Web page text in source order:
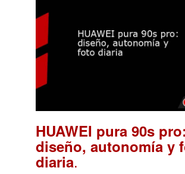
HUAWEI pura 90s pro:
diseño, autonomía y
diaria.